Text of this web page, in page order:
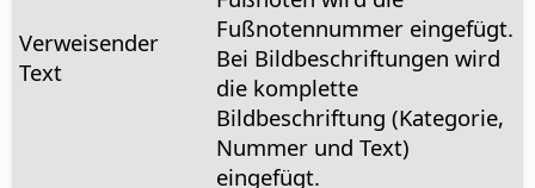
Verweisender
Text
Fußnotennummer eingefügt.
Bei Bildbeschriftungen wird
die komplette
Bildbeschriftung (Kategorie,
Nummer und Text)
eingefügt.